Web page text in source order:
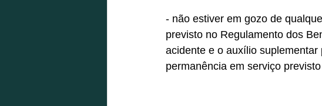
- não estiver em gozo de
previsto no Regulamento dos
acidente e o auxílio
permanência em serviço